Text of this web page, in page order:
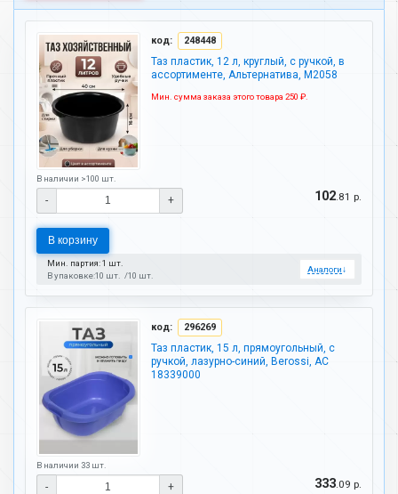
код: 248448
Таз пластик, 12 л, круглый, с ручкой, в
ассортименте, Альтернатива, М2058
Мин. сумма заказа этого товара 250 ₽.
В наличии >100 шт.
- + 102.81 р.
В корзину
Мин. партия: 1 шт.
В упаковке:10 шт. 10 шт.
Аналоги↓
код: 296269
Таз пластик, 15 л, прямоугольный, с
ручкой, лазурно-синий, Berossi, АС
18339000
В наличии 33 шт.
- + 333 .09 р.